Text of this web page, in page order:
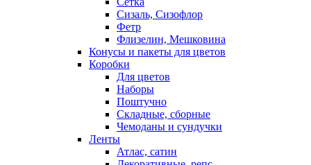
Сизаль, Сизофлор
Фетр
Флизелин, Мешковина
Конусы и пакеты для цветов
Коробки
Для цветов
Наборы
Поштучно
Складные, сборные
Чемоданы и сундучки
Ленты
Атлас, сатин